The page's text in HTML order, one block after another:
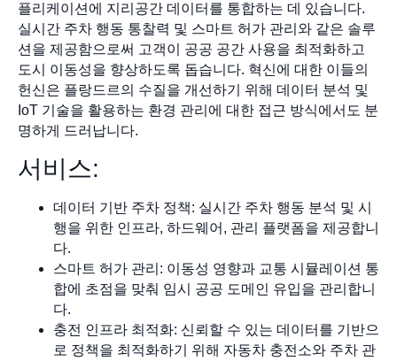
플리케이션에 지리공간 데이터를 통합하는 데 있습니다.
실시간 주차 행동 통찰력 및 스마트 허가 관리와 같은 솔루
션을 제공함으로써 고객이 공공 공간 사용을 최적화하고
도시 이동성을 향상하도록 돕습니다. 혁신에 대한 이들의
헌신은 플랑드르의 수질을 개선하기 위해 데이터 분석 및
IoT 기술을 활용하는 환경 관리에 대한 접근 방식에서도 분
명하게 드러납니다.
서비스:
데이터 기반 주차 정책: 실시간 주차 행동 분석 및 시
행을 위한 인프라, 하드웨어, 관리 플랫폼을 제공합니
다.
스마트 허가 관리: 이동성 영향과 교통 시뮬레이션 통
합에 초점을 맞춰 임시 공공 도메인 유입을 관리합니
다.
충전 인프라 최적화: 신뢰할 수 있는 데이터를 기반으
로 정책을 최적화하기 위해 자동차 충전소와 주차 관